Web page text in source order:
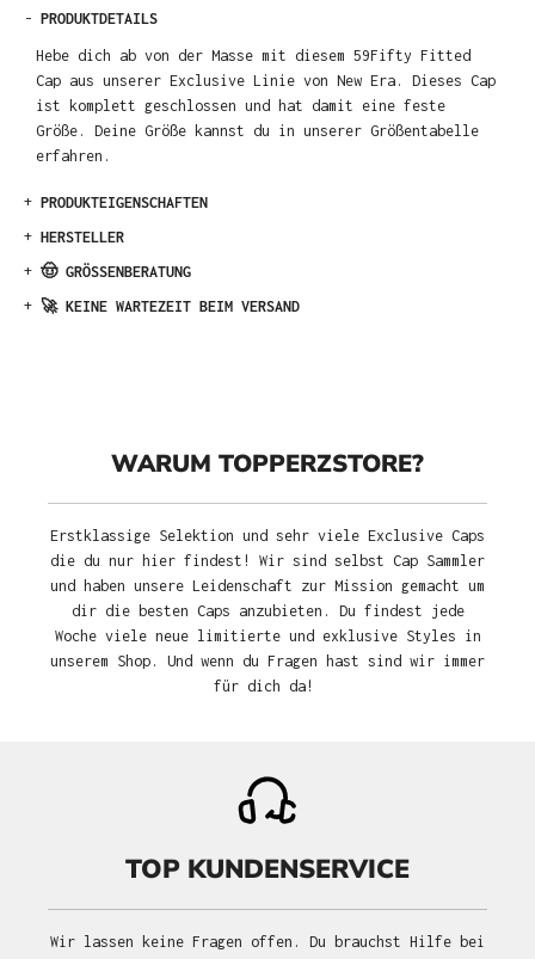
- PRODUKTDETAILS
Hebe dich ab von der Masse mit diesem 59Fifty Fitted
Cap aus unserer Exclusive Linie von New Era. Dieses Cap
ist komplett geschlossen und hat damit eine feste
Größe. Deine Größe kannst du in unserer Größentabelle
erfahren.
+ PRODUKTEIGENSCHAFTEN
+ HERSTELLER
+ 🤠 GRÖSSENBERATUNG
+ 🚀 KEINE WARTEZEIT BEIM VERSAND
WARUM TOPPERZSTORE?
Erstklassige Selektion und sehr viele Exclusive Caps
die du nur hier findest! Wir sind selbst Cap Sammler
und haben unsere Leidenschaft zur Mission gemacht um
dir die besten Caps anzubieten. Du findest jede
Woche viele neue limitierte und exklusive Styles in
unserem Shop. Und wenn du Fragen hast sind wir immer
für dich da!
TOP KUNDENSERVICE
Wir lassen keine Fragen offen. Du brauchst Hilfe bei